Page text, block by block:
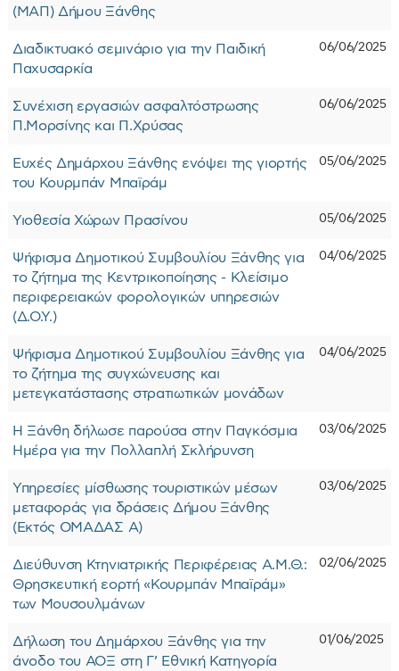
(ΜΑΠ) Δήμου Ξάνθης
Διαδικτυακό σεμινάριο για την Παιδική
Παχυσαρκία
06/06/2025
Συνέχιση εργασιών ασφαλτόστρωσης
Π.Μορσίνης και Π.Χρύσας
06/06/2025
Ευχές Δημάρχου Ξάνθης ενόψει της γιορτής
του Κουρμπάν Μπαϊράμ
05/06/2025
Υιοθεσία Χώρων Πρασίνου 05/06/2025
Ψήφισμα Δημοτικού Συμβουλίου Ξάνθης για
το ζήτημα της Κεντρικοποίησης - Κλείσιμο
περιφερειακών φορολογικών υπηρεσιών
(Δ.Ο.Υ.)
04/06/2025
Ψήφισμα Δημοτικού Συμβουλίου Ξάνθης για
το ζήτημα της συγχώνευσης και
μετεγκατάστασης στρατιωτικών μονάδων
04/06/2025
Η Ξάνθη δήλωσε παρούσα στην Παγκόσμια
Ημέρα για την Πολλαπλή Σκλήρυνση
03/06/2025
Υπηρεσίες μίσθωσης τουριστικών μέσων
μεταφοράς για δράσεις Δήμου Ξάνθης
(Εκτός ΟΜΑΔΑΣ Α)
03/06/2025
Διεύθυνση Κτηνιατρικής Περιφέρειας Α.Μ.Θ.:
Θρησκευτική εορτή «Κουρμπάν Μπαϊράμ»
των Μουσουλμάνων
02/06/2025
Δήλωση του Δημάρχου Ξάνθης για την
άνοδο του ΑΟΞ στη Γ’ Εθνική Κατηγορία
01/06/2025